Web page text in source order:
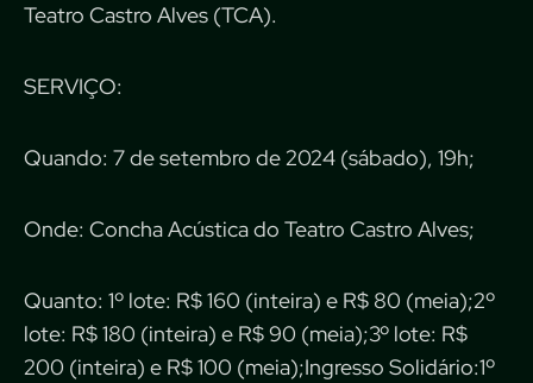
Teatro Castro Alves (TCA).
SERVIÇO:
Quando: 7 de setembro de 2024 (sábado), 19h;
Onde: Concha Acústica do Teatro Castro Alves;
Quanto: 1º lote: R$ 160 (inteira) e R$ 80 (meia);2º
lote: R$ 180 (inteira) e R$ 90 (meia);3º lote: R$
200 (inteira) e R$ 100 (meia);Ingresso Solidário:1º